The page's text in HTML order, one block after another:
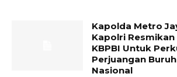
Kapolda Metro
Kapolri
KBPBI Untuk
Perjuangan
Nasional